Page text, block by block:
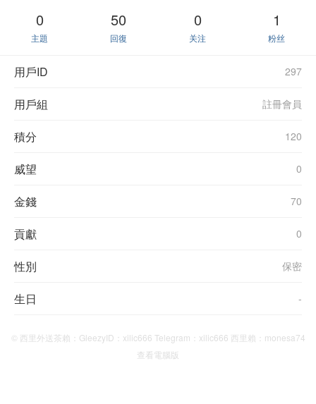
0
主題
50
回復
0
关注
1
粉丝
用戶ID 297
用戶組 註冊會員
積分 120
威望 0
金錢 70
貢獻 0
性別 保密
生日 -
© 西里外送茶賴：GleezyID：xilic666 Telegram：xilic666 西里賴：monesa74
查看電腦版